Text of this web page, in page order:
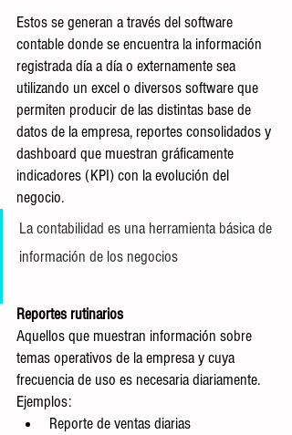
Estos se generan a través del software
contable donde se encuentra la información
registrada día a día o externamente sea
utilizando un excel o diversos software que
permiten producir de las distintas base de
datos de la empresa, reportes consolidados y
dashboard que muestran gráficamente
indicadores (KPI) con la evolución del
negocio.
La contabilidad es una herramienta básica de
información de los negocios
Reportes rutinarios
Aquellos que muestran información sobre
temas operativos de la empresa y cuya
frecuencia de uso es necesaria diariamente.
Ejemplos:
Reporte de ventas diarias